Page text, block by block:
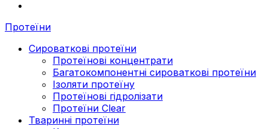
Протеїни
Сироваткові протеїни
Протеїнові концентрати
Багатокомпонентні сироваткові протеїни
Ізоляти протеїну
Протеїнові гідролізати
Протеїни Clear
Тваринні протеїни